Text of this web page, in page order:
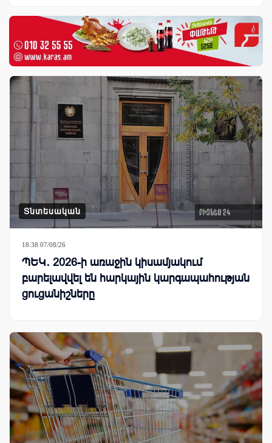
Տնտեսական
18:38 07/08/26
ՊԵԿ․ 2026-ի առաջին կիսամյակում
բարելավվել են հարկային կարգապահության
ցուցանիշները